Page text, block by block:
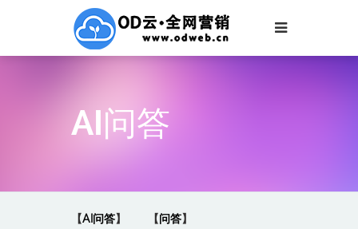
AI问答
【AI问答】 【问答】